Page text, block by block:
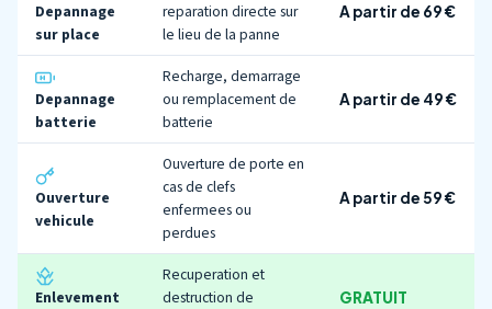
Depannage
sur place
reparation directe sur
le lieu de la panne
A partir de 69 €
Depannage
batterie
Recharge, demarrage
ou remplacement de
batterie
A partir de 49 €
Ouverture
vehicule
Ouverture de porte en
cas de clefs
enfermees ou
perdues
A partir de 59 €
Enlevement
Recuperation et
destruction de
GRATUIT